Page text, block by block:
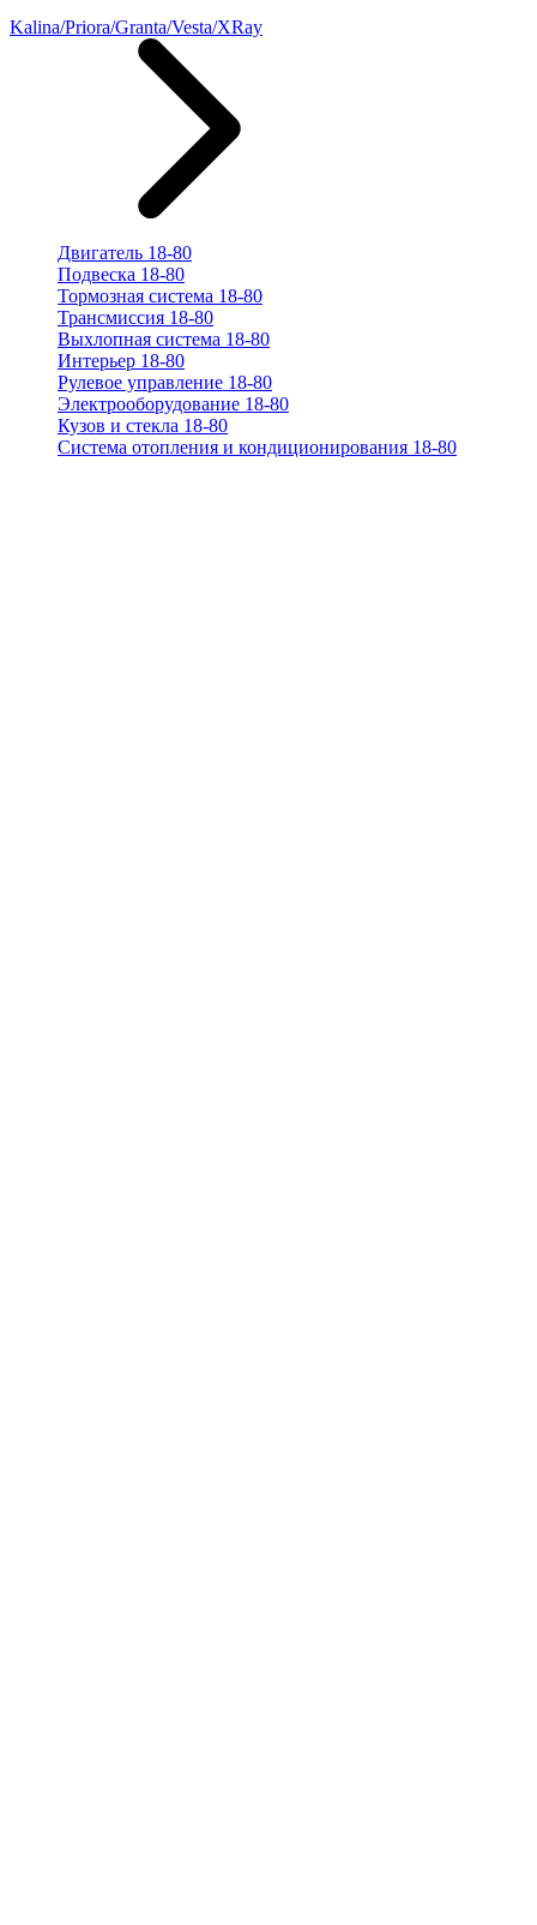
Kalina/Priora/Granta/Vesta/XRay
Двигатель 18-80
Подвеска 18-80
Тормозная система 18-80
Трансмиссия 18-80
Выхлопная система 18-80
Интерьер 18-80
Рулевое управление 18-80
Электрооборудование 18-80
Кузов и стекла 18-80
Система отопления и кондиционирования 18-80